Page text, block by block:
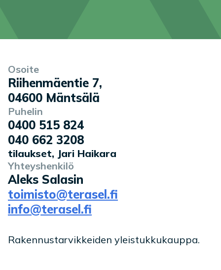
Yrityksen tiedot
Osoite
Riihenmäentie 7,
04600 Mäntsälä
Puhelin
0400 515 824
040 662 3208
tilaukset, Jari Haikara
Yhteyshenkilö
Aleks Salasin
toimisto@terasel.fi
info@terasel.fi
Palvelukuvaus
Rakennustarvikkeiden yleistukkukauppa.